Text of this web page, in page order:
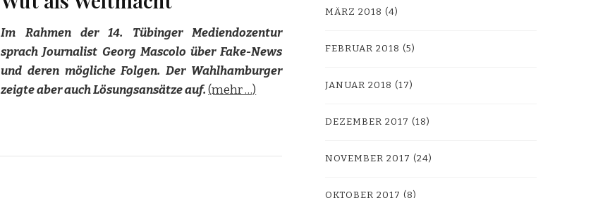
Im Rahmen der 14. Tübinger Mediendozentur
sprach Journalist Georg Mascolo über Fake-News
und deren mögliche Folgen. Der Wahlhamburger
zeigte aber auch Lösungsansätze auf. (mehr …)
MÄRZ 2018 (4)
FEBRUAR 2018 (5)
JANUAR 2018 (17)
DEZEMBER 2017 (18)
NOVEMBER 2017 (24)
OKTOBER 2017 (8)